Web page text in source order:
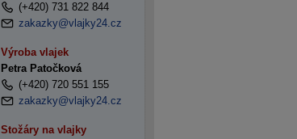
(+420) 731 822 844
zakazky@vlajky24.cz
Výroba vlajek
Petra Patočková
(+420) 720 551 155
zakazky@vlajky24.cz
Stožáry na vlajky